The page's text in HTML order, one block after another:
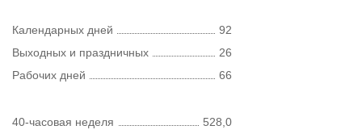
Календарных дней
92
Выходных и праздничных
26
Рабочих дней
66
40-часовая неделя 528,0